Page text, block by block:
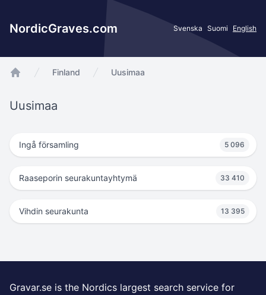
NordicGraves.com Svenska Suomi English
Finland Uusimaa
Uusimaa
Ingå församling 5 096
Raaseporin seurakuntayhtymä 33 410
Vihdin seurakunta 13 395
Gravar.se is the Nordics largest search service for